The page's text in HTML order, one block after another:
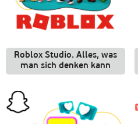
Roblox Studio. Alles, was
man sich denken kann